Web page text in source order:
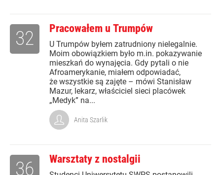
Pracowałem u Trumpów
U Trumpów byłem zatrudniony nielegalnie.
Moim obowiązkiem było m.in. pokazywanie
mieszkań do wynajęcia. Gdy pytali o nie
Afroamerykanie, miałem odpowiadać,
że wszystkie są zajęte – mówi Stanisław
Mazur, lekarz, właściciel sieci placówek
„Medyk” na...
32
Anita Szarlik
Warsztaty z nostalgii
36